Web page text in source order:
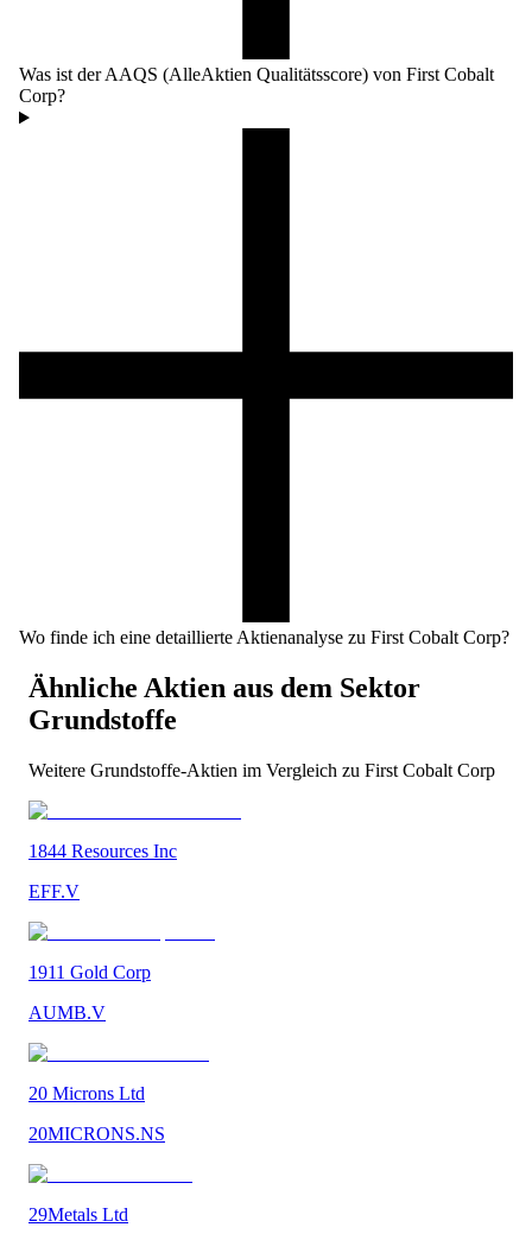
Was ist der AAQS (AlleAktien Qualitätsscore) von First Cobalt
Corp?
Wo finde ich eine detaillierte Aktienanalyse zu First Cobalt Corp?
Ähnliche Aktien aus dem Sektor
Grundstoffe
Weitere Grundstoffe-Aktien im Vergleich zu First Cobalt Corp
1844 Resources Inc
EFF.V
1911 Gold Corp
AUMB.V
20 Microns Ltd
20MICRONS.NS
29Metals Ltd